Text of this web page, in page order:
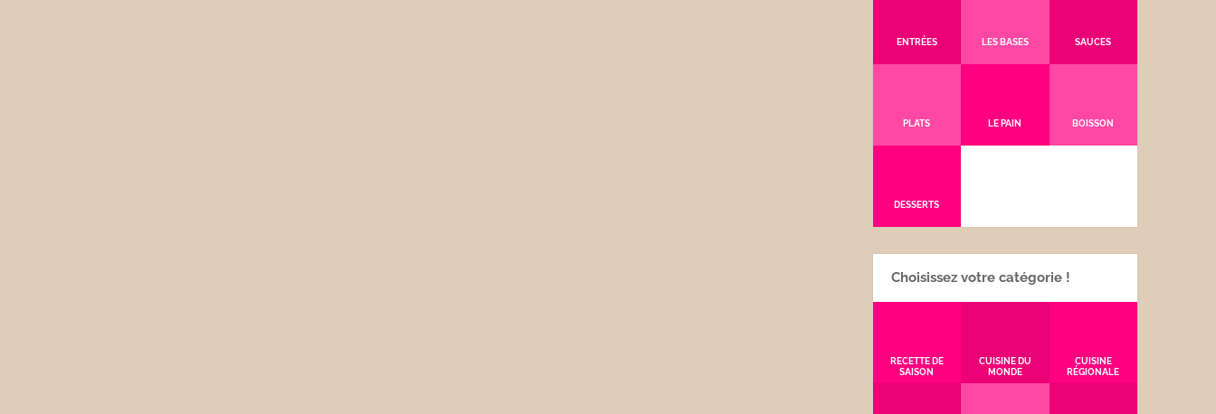
ENTRÉES LES BASES SAUCES
PLATS LE PAIN BOISSON
DESSERTS
Choisissez votre catégorie !
RECETTE DE
SAISON
CUISINE DU
MONDE
CUISINE
RÉGIONALE